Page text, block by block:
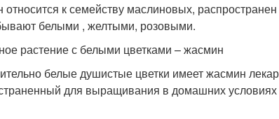
к семейству маслиновых,
белыми , желтыми, розовыми.
растение с белыми цветками – жасмин
белые душистые цветки имеет жасмин
для выращивания в домашних условиях